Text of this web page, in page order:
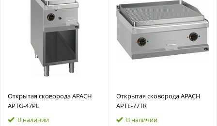
Открытая сковорода APACH
APTG‑47PL
В наличии
Открытая сковорода APACH
APTE‑77TR
В наличии